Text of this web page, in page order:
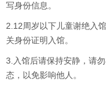
写身份信息。
2.12周岁以下儿童谢绝入
关身份证明入馆。
3.入馆后请保持安静，请
态，以免影响他人。